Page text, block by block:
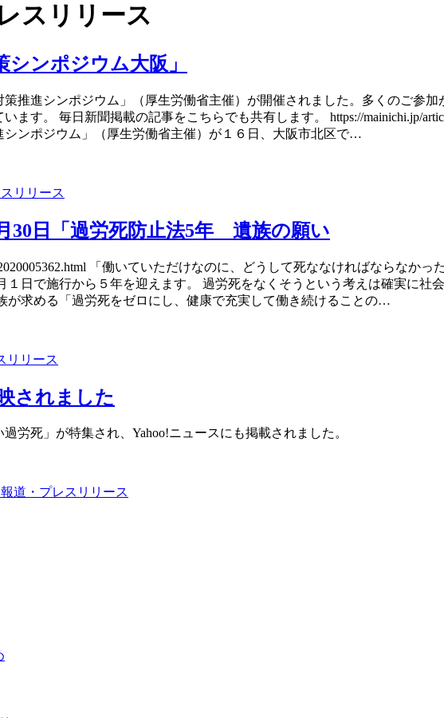
スリリース
ンポジウム大阪」
推進シンポジウム」（厚生労働省主催）が開催されました。多くのご参
ます。 毎日新聞掲載の記事をこちらでも共有します。 https://mainichi.jp/
ンポジウム」（厚生労働省主催）が１６日、大阪市北区で…
リリース
30日「過労死防止法5年 遺族の願い
2020005362.html 「働いていただけなのに、どうして死ななければならなか
日で施行から５年を迎えます。 過労死をなくそうという考えは確実に社
が求める「過労死をゼロにし、健康で充実して働き続けることの…
リリース
されました
労死」が特集され、Yahoo!ニュースにも掲載されました。
道・プレスリリース